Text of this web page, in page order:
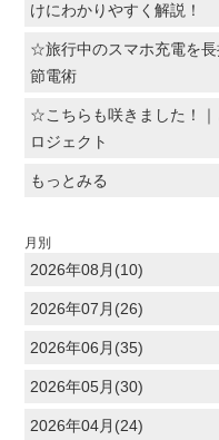
けにわかりやすく解説！
☆旅行中のスマホ充電を
節電術
☆こちらも咲きました！
ロジェクト
もっとみる
月別
2026年08月(10)
2026年07月(26)
2026年06月(35)
2026年05月(30)
2026年04月(24)